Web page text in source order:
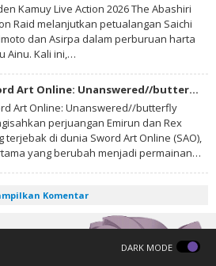
Kamuy Live Action 2026 The Abashiri
Raid melanjutkan petualangan Saichi
dan Asirpa dalam perburuan harta
Ainu. Kali ini,…
Sword Art Online: Unanswered//butterfly Subtitle Indonesia
Art Online: Unanswered//butterfly
perjuangan Emirun dan Rex
terjebak di dunia Sword Art Online (SAO),
yang berubah menjadi permainan…
Komentar
DARK MODE